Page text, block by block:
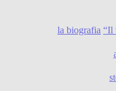
la biografia “Il